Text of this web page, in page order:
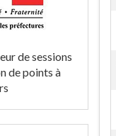
de sessions
de points à